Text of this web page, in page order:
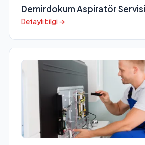
Demirdokum Aspiratör Servisi
Detaylı bilgi →